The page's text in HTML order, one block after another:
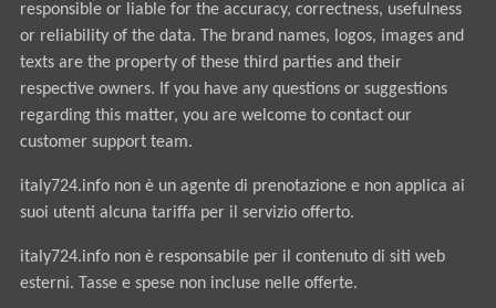
responsible or liable for the accuracy, correctness, usefulness
or reliability of the data. The brand names, logos, images and
texts are the property of these third parties and their
respective owners. If you have any questions or suggestions
regarding this matter, you are welcome to contact our
customer support team.
italy724.info non è un agente di prenotazione e non applica ai
suoi utenti alcuna tariffa per il servizio offerto.
italy724.info non è responsabile per il contenuto di siti web
esterni. Tasse e spese non incluse nelle offerte.